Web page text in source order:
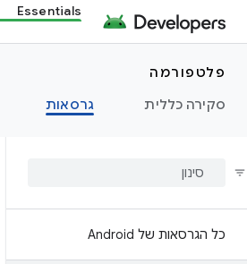
Essentials
פלטפורמה
סקירה כללית
גרסאות
כל הגרסאות של Android